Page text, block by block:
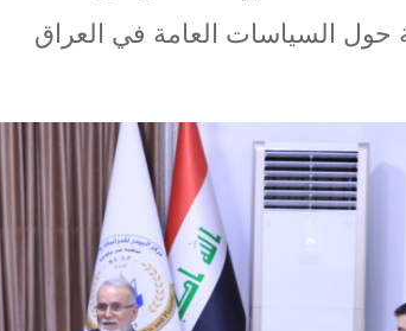
حول السياسات العامة في العراق